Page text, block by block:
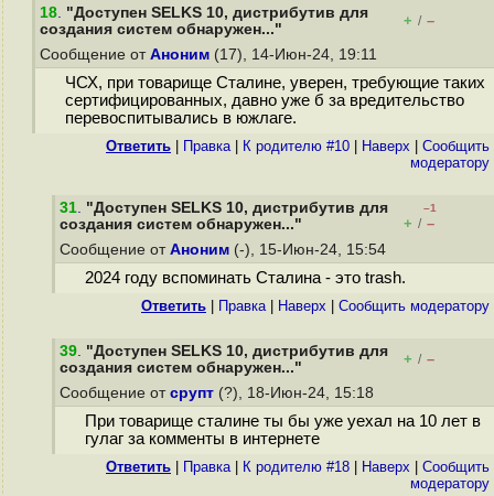
18. "Доступен SELKS 10, дистрибутив для
создания систем обнаружен..."
+ / –
Сообщение от Аноним (17), 14-Июн-24, 19:11
ЧСХ, при товарище Сталине, уверен, требующие таких
сертифицированных, давно уже б за вредительство
перевоспитывались в южлаге.
Ответить Правка| К родителю #10 Наверх
Cообщить
модератору
31. "Доступен SELKS 10, дистрибутив для
создания систем обнаружен..."
–1
+ / –
Сообщение от Аноним (-), 15-Июн-24, 15:54
2024 году вспоминать Сталина - это trash.
Ответить Правка| Наверх Cообщить модератору
39. "Доступен SELKS 10, дистрибутив для
создания систем обнаружен..."
+ / –
Сообщение от срупт (?), 18-Июн-24, 15:18
При товарище сталине ты бы уже уехал на 10 лет в
гулаг за комменты в интернете
Ответить Правка| К родителю #18 Наверх
Cообщить
модератору